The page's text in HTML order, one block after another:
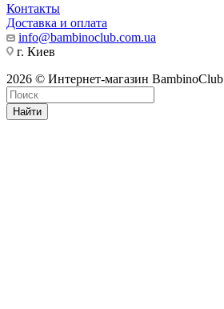
Контакты
Доставка и оплата
info@bambinoclub.com.ua
г. Киев
2026 © Интернет-магазин BambinoClub
Найти